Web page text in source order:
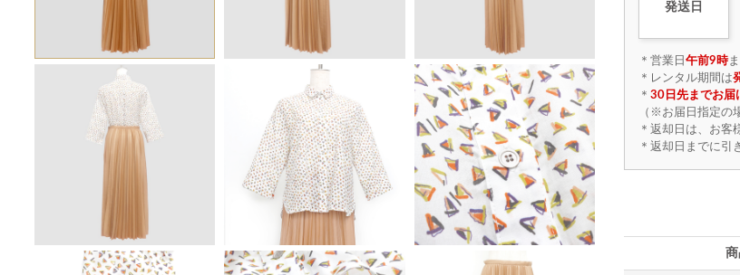
発送日
＊営業日 午前9時
＊レンタル期間は
＊ 30日先までお届
（※お届日指定の
＊返却日は、お客
＊返却日までに引